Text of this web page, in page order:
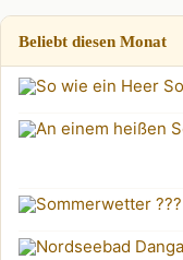
Beliebt diesen Monat